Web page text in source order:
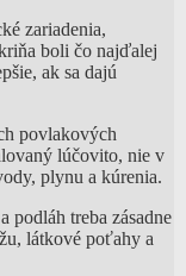
zariadenia,
boli čo najďalej
ak sa dajú
povlakových
lúčovito, nie v
plynu a kúrenia.
podláh treba zásadne
látkové poťahy a